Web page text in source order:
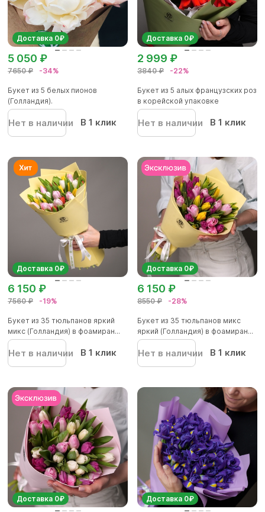
Доставка 0₽
7650 ₽ -34%
5 050 ₽
Букет из 5 белых пионов
(Голландия).
Нет в наличии В 1 клик
Доставка 0₽
3840 ₽ -22%
2 999 ₽
Букет из 5 алых французских роз
в корейской упаковке
Нет в наличии В 1 клик
Доставка 0₽
7560 ₽ -19%
6 150 ₽
Букет из 35 тюльпанов яркий
микс (Голландия) в фоамиран...
Нет в наличии В 1 клик
Доставка 0₽
8550 ₽ -28%
6 150 ₽
Букет из 35 тюльпанов микс
яркий (Голландия) в фоамиран...
Нет в наличии В 1 клик
Доставка 0₽ Доставка 0₽